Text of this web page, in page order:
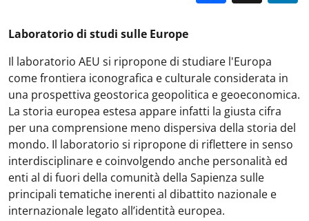
Laboratorio di studi sulle Europe
Il laboratorio AEU si ripropone di studiare l'Europa
come frontiera iconografica e culturale considerata in
una prospettiva geostorica geopolitica e geoeconomica.
La storia europea estesa appare infatti la giusta cifra
per una comprensione meno dispersiva della storia del
mondo. Il laboratorio si ripropone di riflettere in senso
interdisciplinare e coinvolgendo anche personalità ed
enti al di fuori della comunità della Sapienza sulle
principali tematiche inerenti al dibattito nazionale e
internazionale legato all’identità europea.